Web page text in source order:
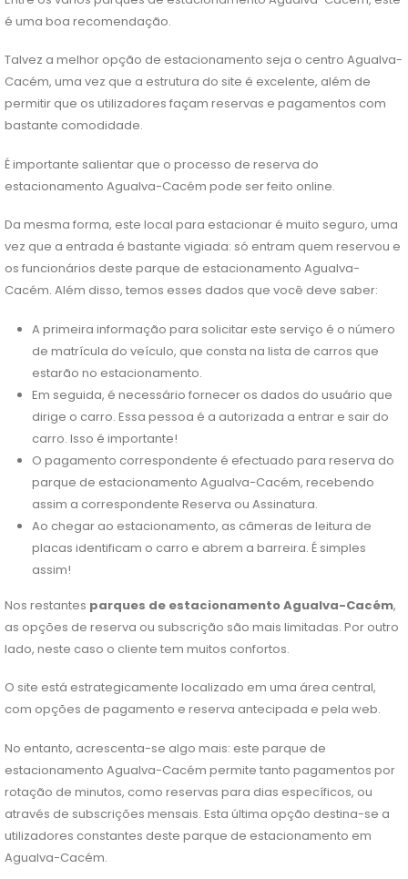
é uma boa recomendação.
Talvez a melhor opção de estacionamento seja o centro Agualva-
Cacém, uma vez que a estrutura do site é excelente, além de
permitir que os utilizadores façam reservas e pagamentos com
bastante comodidade.
É importante salientar que o processo de reserva do
estacionamento Agualva-Cacém pode ser feito online.
Da mesma forma, este local para estacionar é muito seguro, uma
vez que a entrada é bastante vigiada: só entram quem reservou e
os funcionários deste parque de estacionamento Agualva-
Cacém. Além disso, temos esses dados que você deve saber:
A primeira informação para solicitar este serviço é o número
de matrícula do veículo, que consta na lista de carros que
estarão no estacionamento.
Em seguida, é necessário fornecer os dados do usuário que
dirige o carro. Essa pessoa é a autorizada a entrar e sair do
carro. Isso é importante!
O pagamento correspondente é efectuado para reserva do
parque de estacionamento Agualva-Cacém, recebendo
assim a correspondente Reserva ou Assinatura.
Ao chegar ao estacionamento, as câmeras de leitura de
placas identificam o carro e abrem a barreira. É simples
assim!
Nos restantes parques de estacionamento Agualva-Cacém,
as opções de reserva ou subscrição são mais limitadas. Por outro
lado, neste caso o cliente tem muitos confortos.
O site está estrategicamente localizado em uma área central,
com opções de pagamento e reserva antecipada e pela web.
No entanto, acrescenta-se algo mais: este parque de
estacionamento Agualva-Cacém permite tanto pagamentos por
rotação de minutos, como reservas para dias específicos, ou
através de subscrições mensais. Esta última opção destina-se a
utilizadores constantes deste parque de estacionamento em
Agualva-Cacém.